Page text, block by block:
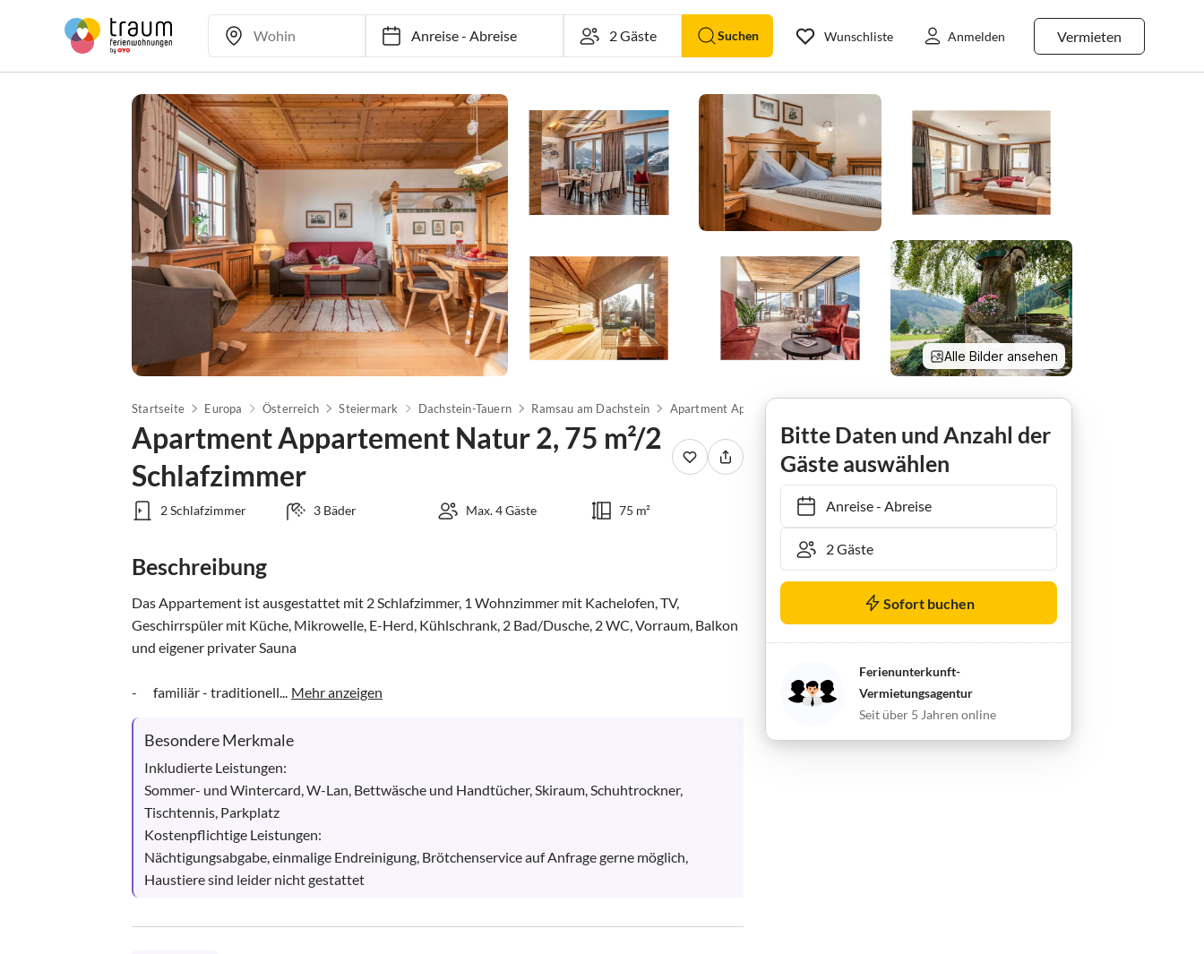
Anreise-Abreise Suchen Vermieten
Wunschliste Anmelden
Alle Bilder ansehen
Startseite Europa Österreich Steiermark Dachstein-Tauern Ramsau am Dachstein
Apartment Appartement Natur 2, 75 m²/2
Schlafzimmer
2 Schlafzimmer 3 Bäder Max. 4 Gäste 75 m²
Beschreibung
Das Appartement ist ausgestattet mit 2 Schlafzimmer, 1 Wohnzimmer mit Kachelofen, TV,
Geschirrspüler mit Küche, Mikrowelle, E-Herd, Kühlschrank, 2 Bad/Dusche, 2 WC, Vorraum, Balkon
und eigener privater Sauna
-      familiär - traditionell... Mehr anzeigen
Besondere Merkmale
Inkludierte Leistungen:
Sommer- und Wintercard, W-Lan, Bettwäsche und Handtücher, Skiraum, Schuhtrockner,
Tischtennis, Parkplatz
Kostenpflichtige Leistungen:
Nächtigungsabgabe, einmalige Endreinigung, Brötchenservice auf Anfrage gerne möglich,
Haustiere sind leider nicht gestattet
Bitte Daten und Anzahl der
Gäste auswählen
Anreise- Abreise
Sofort buchen
Ferienunterkunft-
Vermietungsagentur
Seit über 5 Jahren online